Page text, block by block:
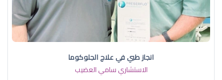
انجاز طبي في علاج الجلوكوما
الاستشاري سامي العضيب